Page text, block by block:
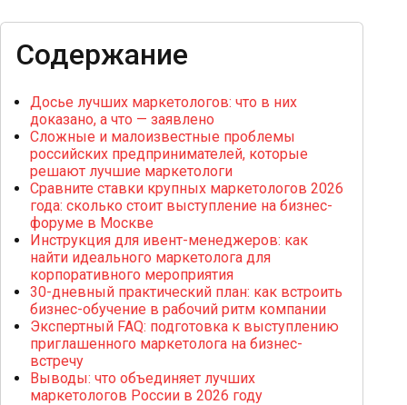
Содержание
Досье лучших маркетологов: что в них
доказано, а что — заявлено
Сложные и малоизвестные проблемы
российских предпринимателей, которые
решают лучшие маркетологи
Сравните ставки крупных маркетологов 2026
года: сколько стоит выступление на бизнес-
форуме в Москве
Инструкция для ивент-менеджеров: как
найти идеального маркетолога для
корпоративного мероприятия
30-дневный практический план: как встроить
бизнес-обучение в рабочий ритм компании
Экспертный FAQ: подготовка к выступлению
приглашенного маркетолога на бизнес-
встречу
Выводы: что объединяет лучших
маркетологов России в 2026 году